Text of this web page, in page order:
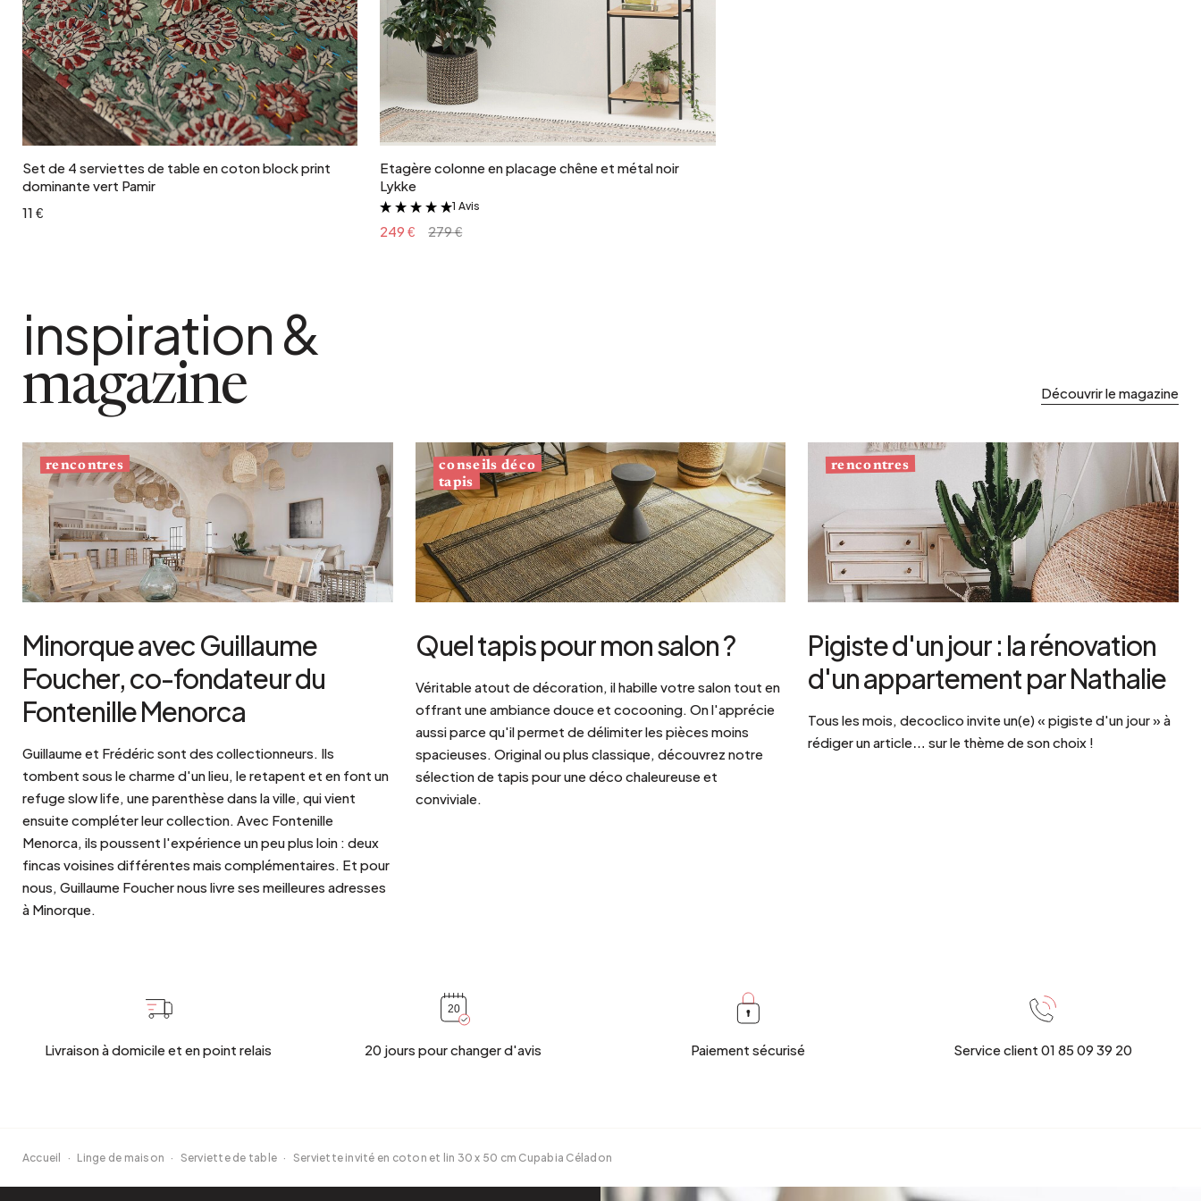
Ajouter au panier
Set de 4 serviettes de table en coton block print
dominante vert Pamir
11 €
Ajouter au panier
Etagère colonne en placage chêne et métal noir
Lykke
&
1 Avis
249 € 279 €
inspiration &
magazine Découvrir le magazine
rencontres
Minorque avec Guillaume
Foucher, co-fondateur du
Fontenille Menorca
Guillaume et Frédéric sont des collectionneurs. Ils
tombent sous le charme d'un lieu, le retapent et en font un
refuge slow life, une parenthèse dans la ville, qui vient
ensuite compléter leur collection. Avec Fontenille
Menorca, ils poussent l'expérience un peu plus loin : deux
fincas voisines différentes mais complémentaires. Et pour
nous, Guillaume Foucher nous livre ses meilleures adresses
à Minorque.
conseils déco
tapis
Quel tapis pour mon salon ?
Véritable atout de décoration, il habille votre salon tout en
offrant une ambiance douce et cocooning. On l'apprécie
aussi parce qu'il permet de délimiter les pièces moins
spacieuses. Original ou plus classique, découvrez notre
sélection de tapis pour une déco chaleureuse et
conviviale.
rencontres
Pigiste d'un jour : la rénovation
d'un appartement par Nathalie
Tous les mois, decoclico invite un(e) « pigiste d'un jour » à
rédiger un article… sur le thème de son choix !
Livraison à domicile et en point relais 20 jours pour changer d'avis Paiement sécurisé Service client 01 85 09 39 20
Accueil · Linge de maison · Serviette de table · Serviette invité en coton et lin 30 x 50 cm Cupabia Céladon